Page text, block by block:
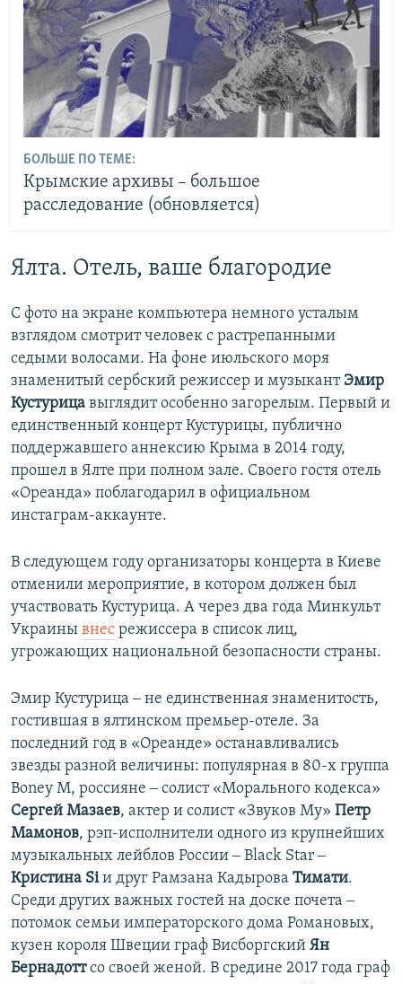
БОЛЬШЕ ПО ТЕМЕ:
Крымские архивы – большое
расследование (обновляется)
Ялта. Отель, ваше благородие
С фото на экране компьютера немного усталым
взглядом смотрит человек с растрепанными
седыми волосами. На фоне июльского моря
знаменитый сербский режиссер и музыкант Эмир
Кустурица выглядит особенно загорелым. Первый и
единственный концерт Кустурицы, публично
поддержавшего аннексию Крыма в 2014 году,
прошел в Ялте при полном зале. Своего гостя отель
«Ореанда» поблагодарил в официальном
инстаграм-аккаунте.
В следующем году организаторы концерта в Киеве
отменили мероприятие, в котором должен был
участвовать Кустурица. А через два года Минкульт
Украины внес режиссера в список лиц,
угрожающих национальной безопасности страны.
Эмир Кустурица ‒ не единственная знаменитость,
гостившая в ялтинском премьер-отеле. За
последний год в «Ореанде» останавливались
звезды разной величины: популярная в 80-х группа
Boney M, россияне ‒ солист «Морального кодекса»
Сергей Мазаев, актер и солист «Звуков Му» Петр
Мамонов, рэп-исполнители одного из крупнейших
музыкальных лейблов России ‒ Black Star ‒
Кристина Siи друг Рамзана Кадырова Тимати.
Среди других важных гостей на доске почета ‒
потомок семьи императорского дома Романовых,
кузен короля Швеции граф Висборгский Ян
Бернадоттсо своей женой. В средине 2017 года граф